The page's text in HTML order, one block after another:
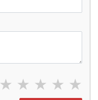
★ ★ ★ ★ ★